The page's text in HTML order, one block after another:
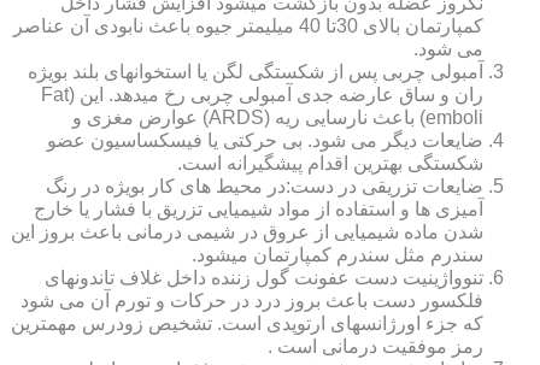
کمپارتمان بالای 30تا 40 میلیمتر جیوه باعث نابودی آن عناصر
می شود.
آمبولی چربی پس از شکستگی لگن یا استخوانهای بلند بویژه
ران و ساق عارضه جدی آمبولی چربی رخ میدهد. این (Fat
emboli) باعث نارسایی ریه (ARDS) عوارض مغزی و
ضایعات دیگر می شود. بی حرکتی یا فیسکساسیون عضو
شکستگی بهترین اقدام پیشگیرانه است.
ضایعات تزریقی در دست:در محیط های کار بویژه در رنگ
آمیزی ها و استفاده از مواد شیمیایی تزریق با فشار یا خارج
شدن ماده شیمیایی از عروق در شیمی درمانی باعث بروز این
سندرم مثل سندرم کمپارتمان میشود.
تنوواژینیت دست عفونت گول زننده داخل غلاف تاندونهای
فلکسور دست باعث بروز درد در حرکات و تورم آن می شود
که جزء اورژانسهای ارتوپدی است. تشخیص زودرس مهمترین
رمز موفقیت درمانی است .